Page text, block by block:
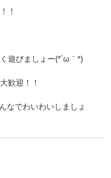
！
遊びましょー(*´ω｀*)
歓迎！！
なでわいわいしましょ